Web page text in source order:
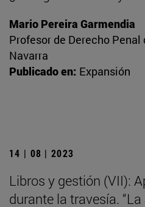
Mario Pereira Garmendia
Profesor de Derecho
Navarra
Publicado en: Expansión
14 | 08 | 2023
Libros y gestión (VII):
durante la travesía.